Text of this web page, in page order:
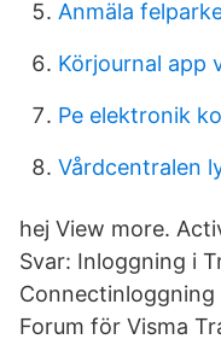
Anmäla
Körjournal app
Pe elektronik
Vårdcentralen
hej View more.
Svar: Inloggning i
Forum för Visma